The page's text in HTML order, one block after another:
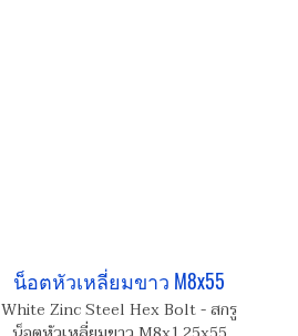
น็อตหัวเหลี่ยมขาว M8x55
White Zinc Steel Hex Bolt - สกรู